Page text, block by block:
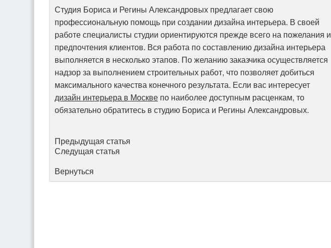
Студия Бориса и Регины Александровых предлагает свою
профессиональную помощь при создании дизайна интерьера. В своей
работе специалисты студии ориентируются прежде всего на пожелания и
предпочтения клиентов. Вся работа по составлению дизайна интерьера
выполняется в несколько этапов. По желанию заказчика осуществляется
надзор за выполнением строительных работ, что позволяет добиться
максимального качества конечного результата. Если вас интересует
дизайн интерьера в Москве по наиболее доступным расценкам, то
обязательно обратитесь в студию Бориса и Регины Александровых.
Предыдущая статья
Следущая статья
Вернуться